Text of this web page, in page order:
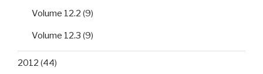
Volume 12.2 (9)
Volume 12.3 (9)
2012 (44)